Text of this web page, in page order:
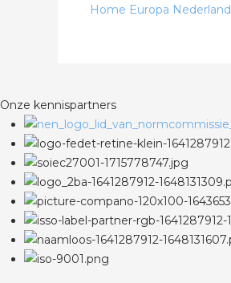
Home Europa Nederland
Onze kennispartners